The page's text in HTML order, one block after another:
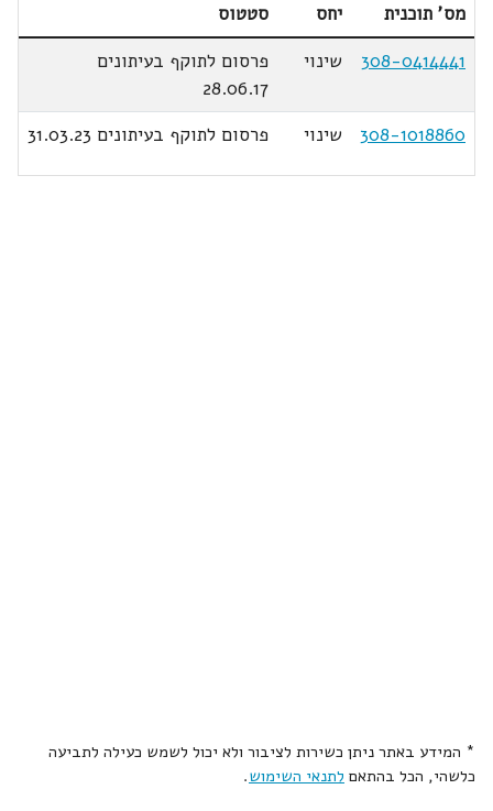
מס' תוכנית
יחס
סטטוס
308-0414441
שינוי
פרסום לתוקף בעיתונים
28.06.17
308-1018860
שינוי פרסום לתוקף בעיתונים 31.03.23
* המידע באתר ניתן כשירות לציבור ולא יכול לשמש כעילה לתביעה
כלשהי, הכל בהתאם לתנאי השימוש.